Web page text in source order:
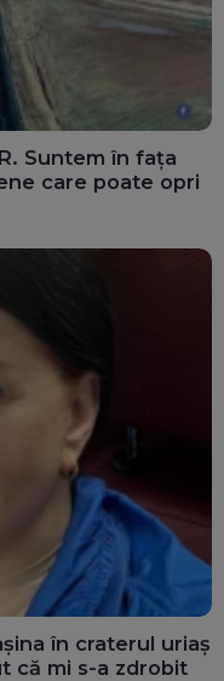
Suntem în fața
care poate opri
în craterul uriaș
că mi s-a zdrobit